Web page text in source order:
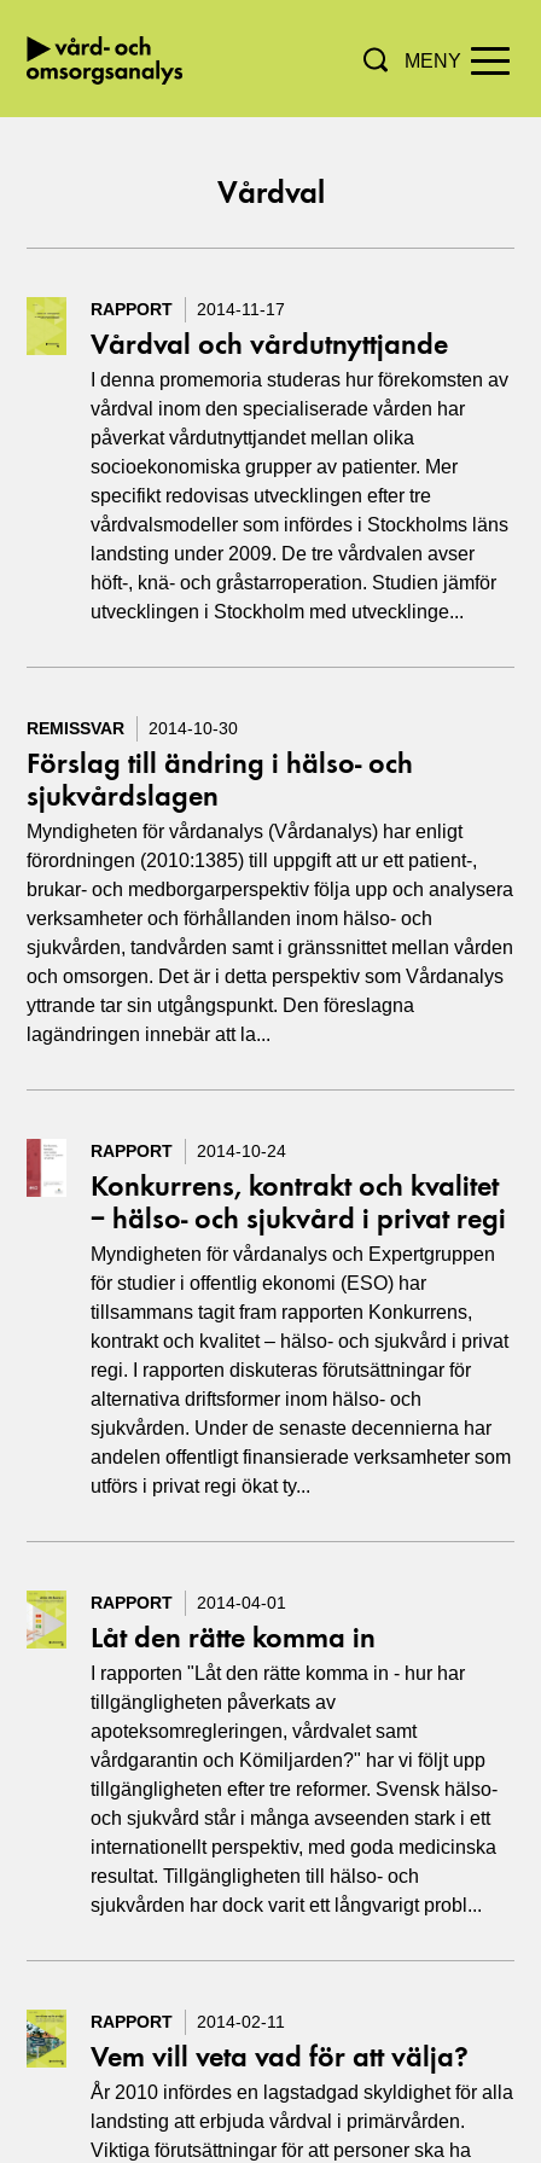
Hoppa direkt till innehållet.
MENY
Vårdval
RAPPORT 2014-11-17
Vårdval och vårdutnyttjande
I denna promemoria studeras hur förekomsten av
vårdval inom den specialiserade vården har
påverkat vårdutnyttjandet mellan olika
socioekonomiska grupper av patienter. Mer
specifikt redovisas utvecklingen efter tre
vårdvalsmodeller som infördes i Stockholms läns
landsting under 2009. De tre vårdvalen avser
höft-, knä- och gråstarroperation. Studien jämför
utvecklingen i Stockholm med utvecklinge...
REMISSVAR 2014-10-30
Förslag till ändring i hälso- och
sjukvårdslagen
Myndigheten för vårdanalys (Vårdanalys) har enligt
förordningen (2010:1385) till uppgift att ur ett patient-,
brukar- och medborgarperspektiv följa upp och analysera
verksamheter och förhållanden inom hälso- och
sjukvården, tandvården samt i gränssnittet mellan vården
och omsorgen. Det är i detta perspektiv som Vårdanalys
yttrande tar sin utgångspunkt. Den föreslagna
lagändringen innebär att la...
RAPPORT 2014-10-24
Konkurrens, kontrakt och kvalitet
– hälso- och sjukvård i privat regi
Myndigheten för vårdanalys och Expertgruppen
för studier i offentlig ekonomi (ESO) har
tillsammans tagit fram rapporten Konkurrens,
kontrakt och kvalitet – hälso- och sjukvård i privat
regi. I rapporten diskuteras förutsättningar för
alternativa driftsformer inom hälso- och
sjukvården. Under de senaste decennierna har
andelen offentligt finansierade verksamheter som
utförs i privat regi ökat ty...
RAPPORT 2014-04-01
Låt den rätte komma in
I rapporten "Låt den rätte komma in - hur har
tillgängligheten påverkats av
apoteksomregleringen, vårdvalet samt
vårdgarantin och Kömiljarden?" har vi följt upp
tillgängligheten efter tre reformer. Svensk hälso-
och sjukvård står i många avseenden stark i ett
internationellt perspektiv, med goda medicinska
resultat. Tillgängligheten till hälso- och
sjukvården har dock varit ett långvarigt probl...
RAPPORT 2014-02-11
Vem vill veta vad för att välja?
År 2010 infördes en lagstadgad skyldighet för alla
landsting att erbjuda vårdval i primärvården.
Viktiga förutsättningar för att personer ska ha